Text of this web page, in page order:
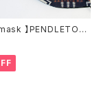
】PENDLETON
ン ファッションマス
ア フリーサイズ アウ
勤 通学 通気性 マスク
蒸れない